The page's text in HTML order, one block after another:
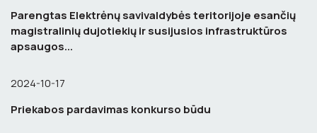
Parengtas Elektrėnų savivaldybės teritorijoje esančių
magistralinių dujotiekių ir susijusios infrastruktūros
apsaugos...
2024-10-17
Priekabos pardavimas konkurso būdu